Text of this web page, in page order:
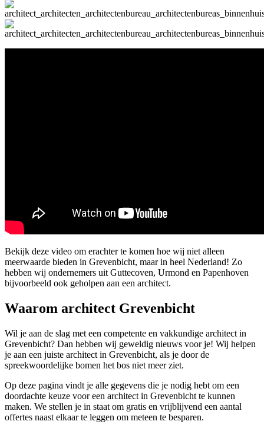
Bekijk deze video om erachter te komen hoe wij niet alleen
meerwaarde bieden in Grevenbicht, maar in heel Nederland! Zo
hebben wij ondernemers uit Guttecoven, Urmond en Papenhoven
bijvoorbeeld ook geholpen aan een architect.
Waarom architect Grevenbicht
Wil je aan de slag met een competente en vakkundige architect in
Grevenbicht? Dan hebben wij geweldig nieuws voor je! Wij helpen
je aan een juiste architect in Grevenbicht, als je door de
spreekwoordelijke bomen het bos niet meer ziet.
Op deze pagina vindt je alle gegevens die je nodig hebt om een
doordachte keuze voor een architect in Grevenbicht te kunnen
maken. We stellen je in staat om gratis en vrijblijvend een aantal
offertes naast elkaar te leggen om meteen te besparen.